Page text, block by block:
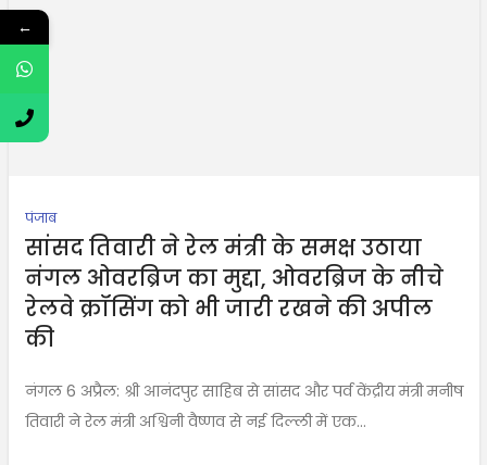
पंजाब
सांसद तिवारी ने रेल मंत्री के समक्ष उठाया
नंगल ओवरब्रिज का मुद्दा, ओवरब्रिज के नीचे
रेलवे क्रॉसिंग को भी जारी रखने की अपील
की
नंगल 6 अप्रैल: श्री आनंदपुर साहिब से सांसद और पर्व केंद्रीय मंत्री मनीष
तिवारी ने रेल मंत्री अश्विनी वैष्णव से नई दिल्ली में एक...
←